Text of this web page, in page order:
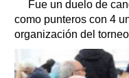
Fue un duelo de
como punteros con 4
organización del